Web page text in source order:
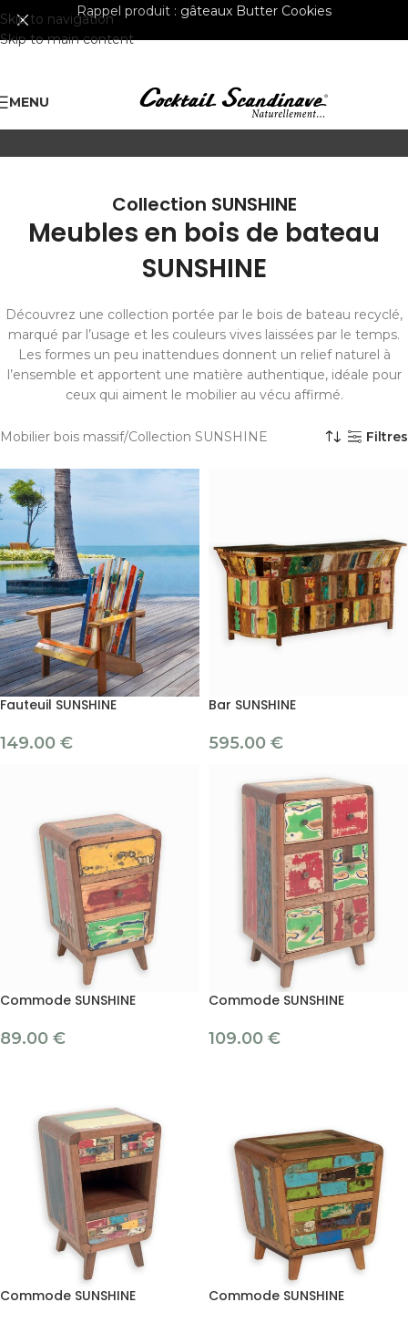
Skip to navigation
Skip to main content
Rappel produit : gâteaux Butter Cookies
MENU
Collection SUNSHINE
Meubles en bois de bateau
SUNSHINE
Découvrez une collection portée par le bois de bateau recyclé,
marqué par l’usage et les couleurs vives laissées par le temps.
Les formes un peu inattendues donnent un relief naturel à
l’ensemble et apportent une matière authentique, idéale pour
ceux qui aiment le mobilier au vécu affirmé.
Mobilier bois massif Collection SUNSHINE Filtres
Fauteuil SUNSHINE
149.00 €
Bar SUNSHINE
595.00 €
Commode SUNSHINE
89.00 €
Commode SUNSHINE
109.00 €
Commode SUNSHINE Commode SUNSHINE